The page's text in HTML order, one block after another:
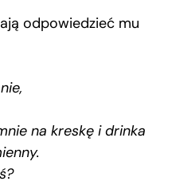
odpowiedzieć mu
na kreskę i drinka